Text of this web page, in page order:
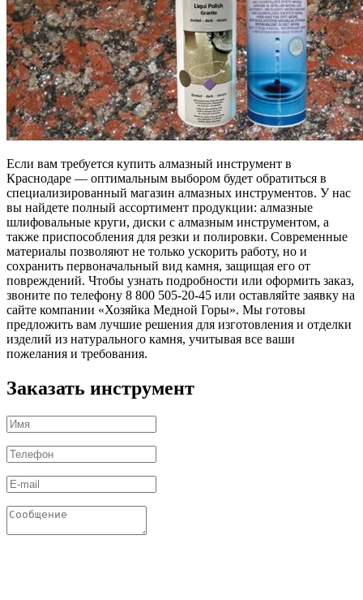
Если вам требуется купить алмазный инструмент в
Краснодаре — оптимальным выбором будет обратиться в
специализированный магазин алмазных инструментов. У нас
вы найдете полный ассортимент продукции: алмазные
шлифовальные круги, диски с алмазным инструментом, а
также приспособления для резки и полировки. Современные
материалы позволяют не только ускорить работу, но и
сохранить первоначальный вид камня, защищая его от
повреждений. Чтобы узнать подробности или оформить заказ,
звоните по телефону 8 800 505-20-45 или оставляйте заявку на
сайте компании «Хозяйка Медной Горы». Мы готовы
предложить вам лучшие решения для изготовления и отделки
изделий из натурального камня, учитывая все ваши
пожелания и требования.
Заказать инструмент